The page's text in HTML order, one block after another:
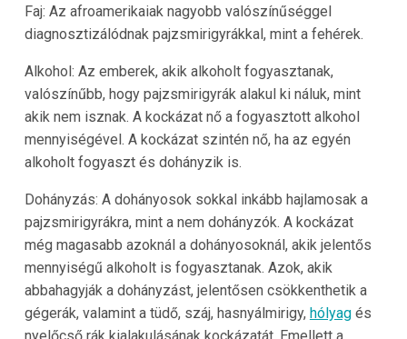
Faj: Az afroamerikaiak nagyobb valószínűséggel
diagnosztizálódnak pajzsmirigyrákkal, mint a fehérek.
Alkohol: Az emberek, akik alkoholt fogyasztanak,
valószínűbb, hogy pajzsmirigyrák alakul ki náluk, mint
akik nem isznak. A kockázat nő a fogyasztott alkohol
mennyiségével. A kockázat szintén nő, ha az egyén
alkoholt fogyaszt és dohányzik is.
Dohányzás: A dohányosok sokkal inkább hajlamosak a
pajzsmirigyrákra, mint a nem dohányzók. A kockázat
még magasabb azoknál a dohányosoknál, akik jelentős
mennyiségű alkoholt is fogyasztanak. Azok, akik
abbahagyják a dohányzást, jelentősen csökkenthetik a
gégerák, valamint a tüdő, száj, hasnyálmirigy, hólyagés